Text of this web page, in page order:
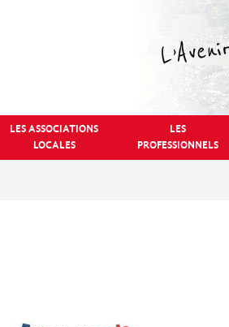
LES ASSOCIATIONS
LOCALES
LES
PROFESSIONNELS